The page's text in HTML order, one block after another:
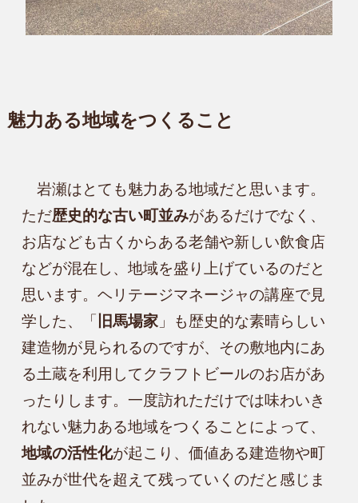
魅力ある地域をつくること
岩瀬はとても魅力ある地域だと思います。
ただ歴史的な古い町並みがあるだけでなく、
お店なども古くからある老舗や新しい飲食店
などが混在し、地域を盛り上げているのだと
思います。ヘリテージマネージャの講座で見
学した、「
旧馬場家 」も歴史的な素晴らしい
建造物が見られるのですが、その敷地内にあ
る土蔵を利用してクラフトビールのお店があ
ったりします。一度訪れただけでは味わいき
れない魅力ある地域をつくることによって、
地域の活性化が起こり、価値ある建造物や町
並みが世代を超えて残っていくのだと感じま